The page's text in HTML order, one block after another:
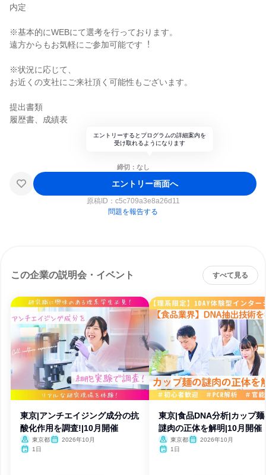
内定
※基本的にWEBにて選考を⾏っております。
遠⽅からもお気軽にご参加可能です︕
※状況に応じて、
お近くの⽀社にご来社頂く可能性もございます。
提出書類
履歴書、成績表
エントリーするとプログラムの詳細案内を
受け取れるようになります
締切：なし
エントリー画面へ
原稿ID： c5c709a3e8a26d11
問題を報告する
この企業の説明会・イベント すべて見る
東京|アンチエイジング成分の抗
酸化作用を調査!|10月開催
東京都
2026年10月
1日
東京|食品DNA分析|カップ麺
謎肉の正体を解明|10月開催
東京都
2026年10月
1日